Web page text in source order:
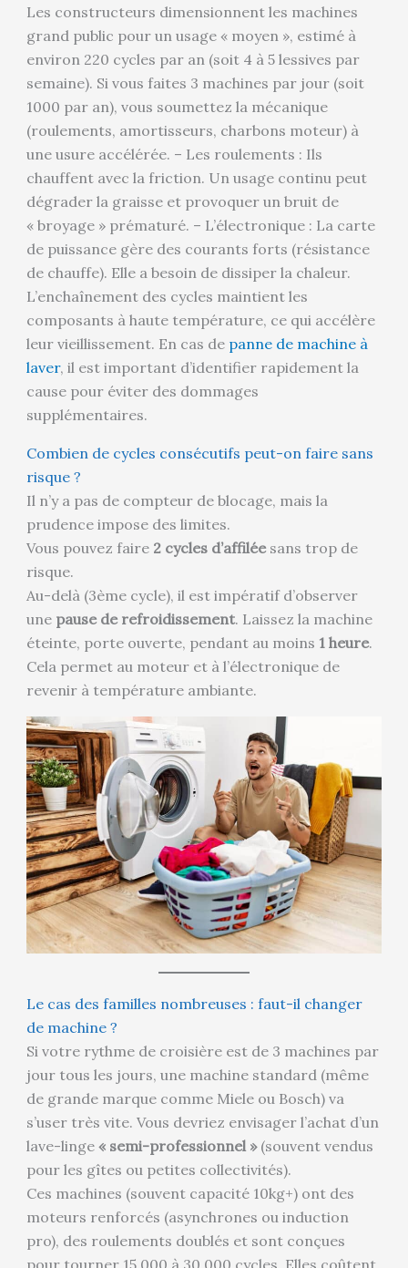
Les constructeurs dimensionnent les machines
grand public pour un usage « moyen », estimé à
environ 220 cycles par an (soit 4 à 5 lessives par
semaine). Si vous faites 3 machines par jour (soit
1000 par an), vous soumettez la mécanique
(roulements, amortisseurs, charbons moteur) à
une usure accélérée. – Les roulements : Ils
chauffent avec la friction. Un usage continu peut
dégrader la graisse et provoquer un bruit de
« broyage » prématuré. – L’électronique : La carte
de puissance gère des courants forts (résistance
de chauffe). Elle a besoin de dissiper la chaleur.
L’enchaînement des cycles maintient les
composants à haute température, ce qui accélère
leur vieillissement. En cas de panne de machine à
laver, il est important d’identifier rapidement la
cause pour éviter des dommages
supplémentaires.
Combien de cycles consécutifs peut-on faire sans
risque ?
Il n’y a pas de compteur de blocage, mais la
prudence impose des limites.
Vous pouvez faire 2 cycles d’affiléesans trop de
risque.
Au-delà (3ème cycle), il est impératif d’observer
une pause de refroidissement. Laissez la machine
éteinte, porte ouverte, pendant au moins 1 heure.
Cela permet au moteur et à l’électronique de
revenir à température ambiante.
Le cas des familles nombreuses : faut-il changer
de machine ?
Si votre rythme de croisière est de 3 machines par
jour tous les jours, une machine standard (même
de grande marque comme Miele ou Bosch) va
s’user très vite. Vous devriez envisager l’achat d’un
lave-linge « semi-professionnel »(souvent vendus
pour les gîtes ou petites collectivités).
Ces machines (souvent capacité 10kg+) ont des
moteurs renforcés (asynchrones ou induction
pro), des roulements doublés et sont conçues